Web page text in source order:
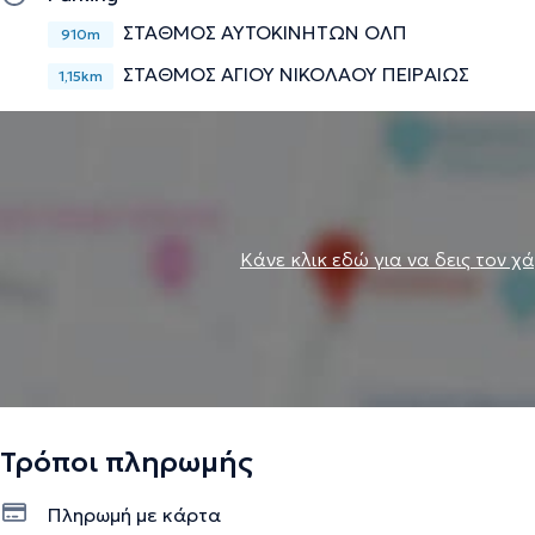
910m ΣΤΑΘΜΟΣ ΑΥΤΟΚΙΝΗΤΩΝ ΟΛΠ
1,15km ΣΤΑΘΜΟΣ ΑΓΙΟΥ ΝΙΚΟΛΑΟΥ ΠΕΙΡΑΙΩΣ
Κάνε κλικ εδώ για να δεις τον
Τρόποι πληρωμής
Πληρωμή με κάρτα